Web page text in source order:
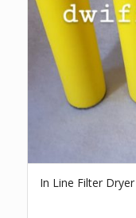
In Line Filter Dryer